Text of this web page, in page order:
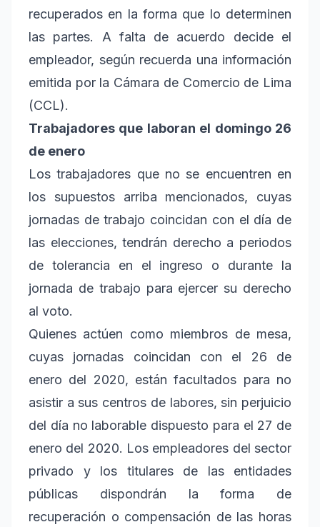
recuperados en la forma que lo determinen
las partes. A falta de acuerdo decide el
empleador, según recuerda una información
emitida por la Cámara de Comercio de Lima
(CCL).
Trabajadores que laboran el domingo 26
de enero
Los trabajadores que no se encuentren en
los supuestos arriba mencionados, cuyas
jornadas de trabajo coincidan con el día de
las elecciones, tendrán derecho a periodos
de tolerancia en el ingreso o durante la
jornada de trabajo para ejercer su derecho
al voto.
Quienes actúen como miembros de mesa,
cuyas jornadas coincidan con el 26 de
enero del 2020, están facultados para no
asistir a sus centros de labores, sin perjuicio
del día no laborable dispuesto para el 27 de
enero del 2020. Los empleadores del sector
privado y los titulares de las entidades
públicas dispondrán la forma de
recuperación o compensación de las horas